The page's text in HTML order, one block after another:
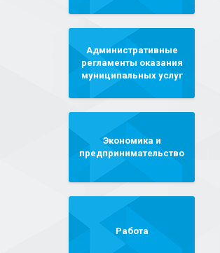
Административные
регламенты оказания
муниципальных услуг
Экономика и
предпринимательство
Работа